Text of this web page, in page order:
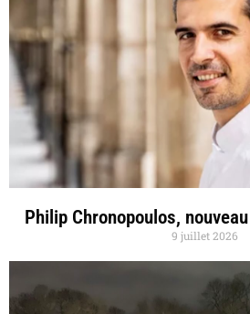
Philip Chronopoulos,
9 juillet 2026